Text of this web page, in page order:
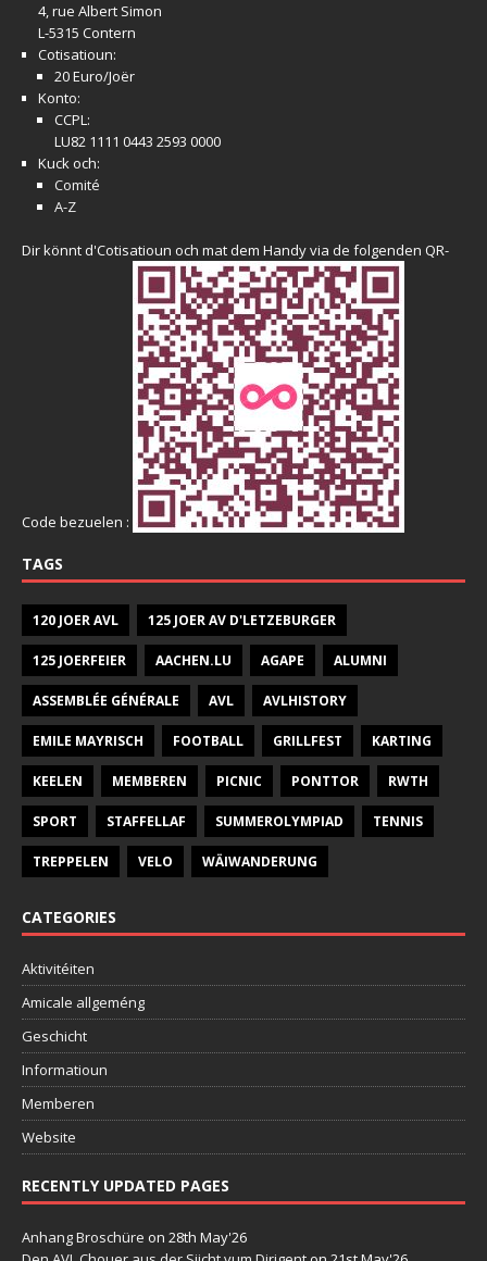
4, rue Albert Simon
L-5315 Contern
Cotisatioun:
20 Euro/Joër
Konto:
CCPL:
LU82 1111 0443 2593 0000
Kuck och:
Comité
A-Z
Dir könnt d'Cotisatioun och mat dem Handy via de folgenden QR-
Code bezuelen :
TAGS
120 JOER AVL 125 JOER AV D'LETZEBURGER
125 JOERFEIER AACHEN.LU AGAPE ALUMNI
ASSEMBLÉE GÉNÉRALE AVL AVLHISTORY
EMILE MAYRISCH FOOTBALL GRILLFEST KARTING
KEELEN MEMBEREN PICNIC PONTTOR RWTH
SPORT STAFFELLAF SUMMEROLYMPIAD TENNIS
TREPPELEN VELO WÄIWANDERUNG
CATEGORIES
Aktivitéiten
Amicale allgeméng
Geschicht
Informatioun
Memberen
Website
RECENTLY UPDATED PAGES
Anhang Broschüre on 28th May'26